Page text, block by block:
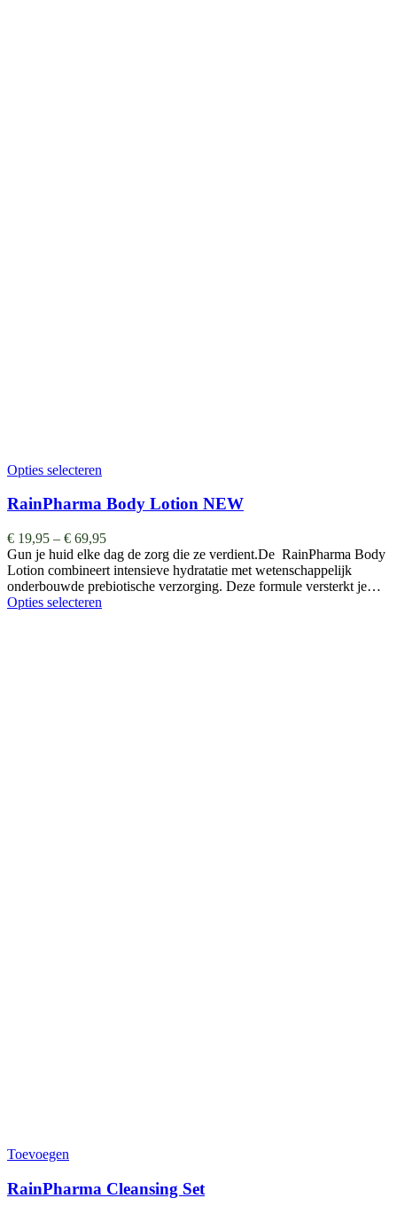
Opties selecteren
RainPharma Body Lotion NEW
€ 19,95 – € 69,95
Gun je huid elke dag de zorg die ze verdient.De RainPharma Body
Lotion combineert intensieve hydratatie met wetenschappelijk
onderbouwde prebiotische verzorging. Deze formule versterkt je…
Opties selecteren
Toevoegen
RainPharma Cleansing Set